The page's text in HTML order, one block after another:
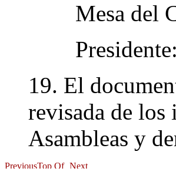
Mesa del
19. El
revisada de los
Asambleas y